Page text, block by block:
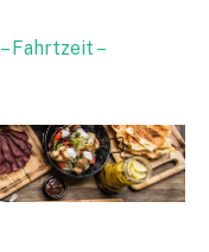
Fahrtzeit –